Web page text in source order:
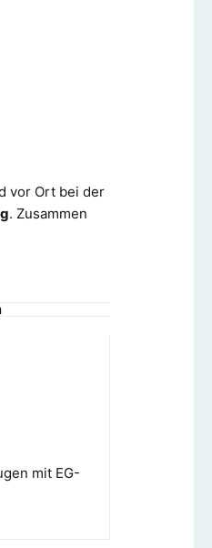
vor Ort bei der
. Zusammen
mit EG-